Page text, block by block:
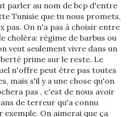
parler au nom de bcp d'entre
Tunisie que tu nous promets,
pas. On n'a pas à choisir entre
choléra: régime de barbus ou
veut seulement vivre dans un
prime sur le reste. Le
n'offre peut être pas toutes
mais s'il y a une chose qu'on
pas , c'est de nous avoir
ans de terreur qu'a connu
exemple. On aimerai que ça